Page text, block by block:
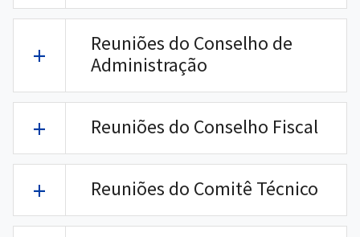
Reuniões do Conselho de
Administração
Reuniões do Conselho Fiscal
Reuniões do Comitê Técnico